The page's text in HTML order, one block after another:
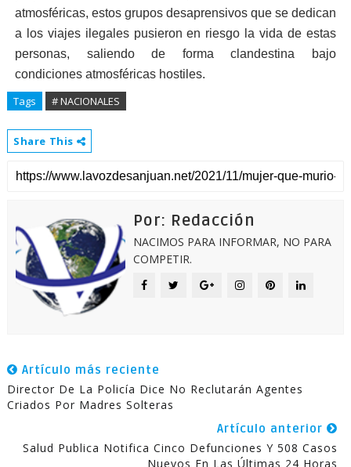
atmosféricas, estos grupos desaprensivos que se dedican
a los viajes ilegales pusieron en riesgo la vida de estas
personas, saliendo de forma clandestina bajo
condiciones atmosféricas hostiles.
Tags # NACIONALES
Share This
Por: Redacción
NACIMOS PARA INFORMAR, NO PARA
COMPETIR.
Artículo más reciente
Director De La Policía Dice No Reclutarán Agentes
Criados Por Madres Solteras
Artículo anterior
Salud Publica Notifica Cinco Defunciones Y 508 Casos
Nuevos En Las Últimas 24 Horas